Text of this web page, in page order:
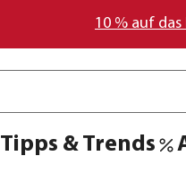
10 % auf
Tipps & Trends